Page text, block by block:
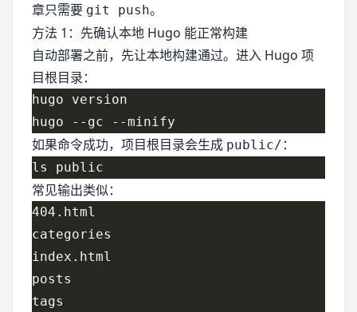
章只需要 git push。
方法 1：先确认本地 Hugo 能正常构建
自动部署之前，先让本地构建通过。进入 Hugo 项
目根目录：
如果命令成功，项目根目录会生成 public/ ：
常见输出类似：